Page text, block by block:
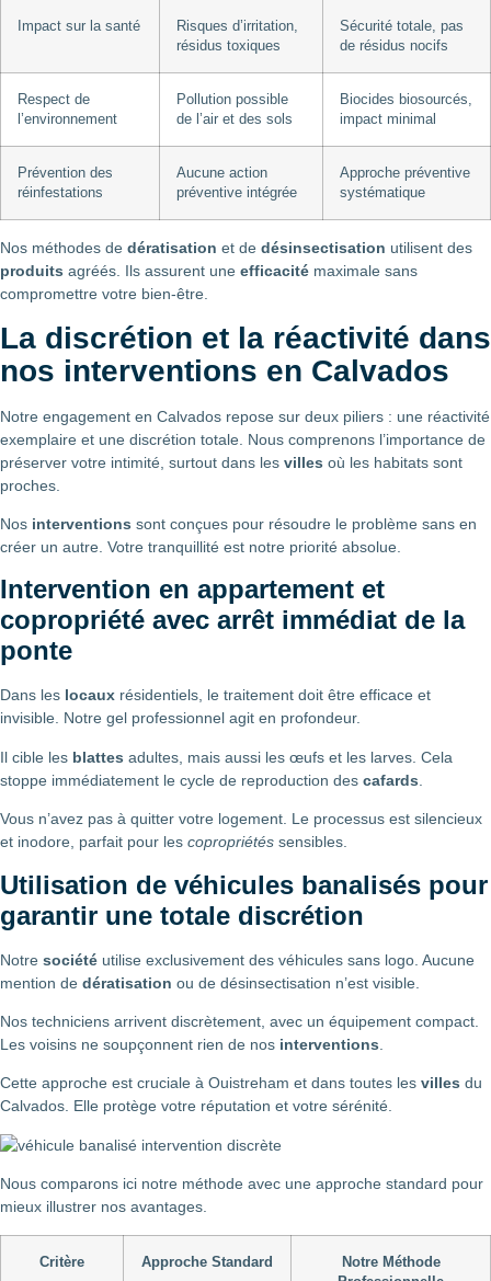
Impact sur la santé
Risques d’irritation,
résidus toxiques
Sécurité totale, pas
de résidus nocifs
Respect de
l’environnement
Pollution possible
de l’air et des sols
Biocides biosourcés,
impact minimal
Prévention des
réinfestations
Aucune action
préventive intégrée
Approche préventive
systématique
Nos méthodes de dératisation et de désinsectisation utilisent des
produits agréés. Ils assurent une efficacité maximale sans
compromettre votre bien-être.
La discrétion et la réactivité dans
nos interventions en Calvados
Notre engagement en Calvados repose sur deux piliers : une réactivité
exemplaire et une discrétion totale. Nous comprenons l’importance de
préserver votre intimité, surtout dans les villes où les habitats sont
proches.
Nos interventions sont conçues pour résoudre le problème sans en
créer un autre. Votre tranquillité est notre priorité absolue.
Intervention en appartement et
copropriété avec arrêt immédiat de la
ponte
Dans les locaux résidentiels, le traitement doit être efficace et
invisible. Notre gel professionnel agit en profondeur.
Il cible les blattes adultes, mais aussi les œufs et les larves. Cela
stoppe immédiatement le cycle de reproduction des cafards
Vous n’avez pas à quitter votre logement. Le processus est silencieux
et inodore, parfait pour les copropriétés sensibles.
Utilisation de véhicules banalisés pour
garantir une totale discrétion
Notre société utilise exclusivement des véhicules sans logo. Aucune
mention de dératisation ou de désinsectisation n’est visible.
Nos techniciens arrivent discrètement, avec un équipement compact.
Les voisins ne soupçonnent rien de nos interventions
Cette approche est cruciale à Ouistreham et dans toutes les villes du
Calvados. Elle protège votre réputation et votre sérénité.
Nous comparons ici notre méthode avec une approche standard pour
mieux illustrer nos avantages.
Critère Approche Standard
Notre Méthode